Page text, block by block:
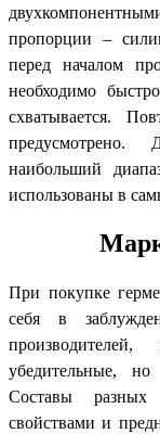
пропорции –
перед началом
необходимо
схватывается.
предусмотрено.
наибольший
использованы в
При покупке
себя в
убедительные, но
Составы разных
свойствами и